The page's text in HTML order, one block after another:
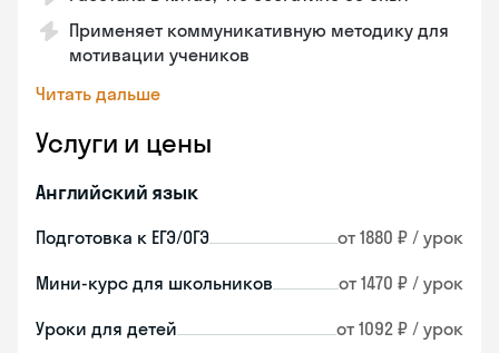
Применяет коммуникативную методику для
мотивации учеников
Читать дальше
Услуги и цены
Английский язык
Подготовка к ЕГЭ/ОГЭ от 1880 ₽ / урок
Мини-курс для школьников от 1470 ₽ / урок
Уроки для детей от 1092 ₽ / урок